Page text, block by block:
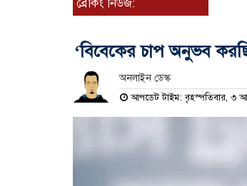
‘বিবেকের চাপ অনুভব
অনলাইন ডেস্ক
আপডেট টাইম: বৃহস্পতিবার, ৩